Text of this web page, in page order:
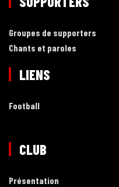
Groupes de supporters
Chants et paroles
LIENS
Football
CLUB
Présentation